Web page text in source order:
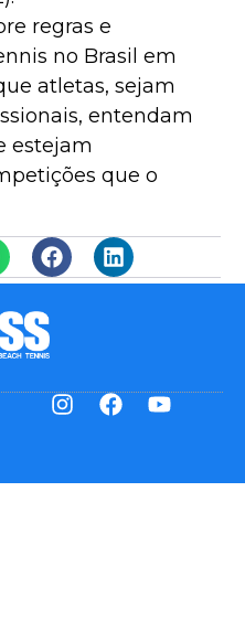
regras e
no Brasil em
atletas, sejam
entendam
estejam
que o